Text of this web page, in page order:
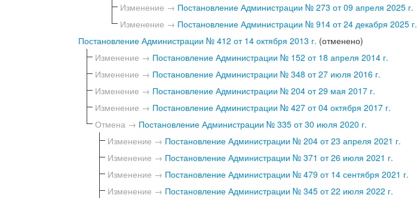
Изменение → Постановление Администрации № 273 от 09 апреля 2025 г.
Изменение → Постановление Администрации № 914 от 24 декабря 2025 г.
Постановление Администрации № 412 от 14 октября 2013 г. (отменено)
Изменение → Постановление Администрации № 152 от 18 апреля 2014 г.
Изменение → Постановление Администрации № 348 от 27 июля 2016 г.
Изменение → Постановление Администрации № 204 от 29 мая 2017 г.
Изменение → Постановление Администрации № 427 от 04 октября 2017 г.
Отмена → Постановление Администрации № 335 от 30 июля 2020 г.
Изменение → Постановление Администрации № 204 от 23 апреля 2021 г.
Изменение → Постановление Администрации № 371 от 26 июля 2021 г.
Изменение → Постановление Администрации № 479 от 14 сентября 2021 г.
Изменение → Постановление Администрации № 345 от 22 июля 2022 г.